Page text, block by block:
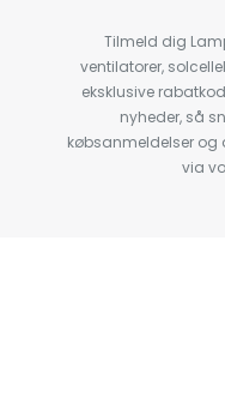
Tilmeld dig
ventilatorer,
eksklusive
nyheder, så
købsanmeldelser og
via